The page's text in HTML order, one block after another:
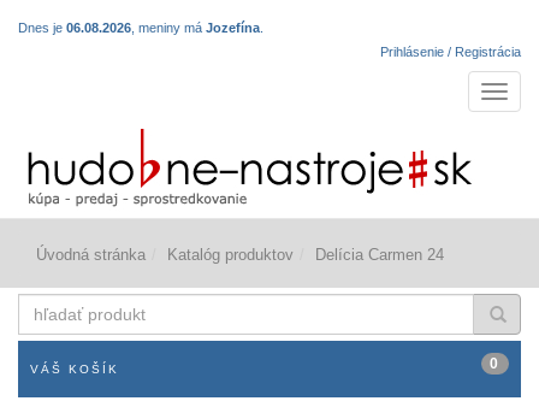
Dnes je 06.08.2026 , meniny má Jozefína
Prihlásenie / Registrácia
Úvodná stránka Katalóg produktov Delícia Carmen 24
produkt
VÁŠ KOŠÍK 0